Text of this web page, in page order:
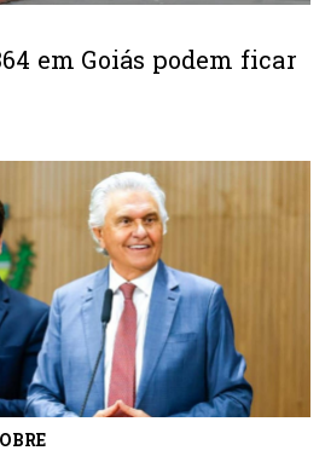
em Goiás podem ficar